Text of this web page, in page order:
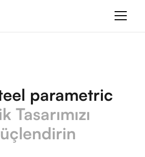
parametric
Tasarımızı